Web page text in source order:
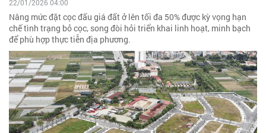
22/01/2026 04:00
Nâng mức đặt cọc đấu giá đất ở lên tối đa 50% được kỳ vọng hạn
chế tình trạng bỏ cọc, song đòi hỏi triển khai linh hoạt, minh bạch
để phù hợp thực tiễn địa phương.